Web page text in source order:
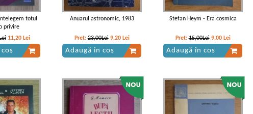
totul
privire
11,20 Lei
Anuarul astronomic, 1983
Pret:23,00Lei 9,20 Lei
Adaugă în coș
Stefan Heym - Era cosmica
Pret:15,00Lei 9,00 Lei
Adaugă în coș